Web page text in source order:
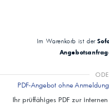
Im Warenkorb ist der
PDF-Angebot ohne Anmeldung
Ihr prüffähiges PDF zur